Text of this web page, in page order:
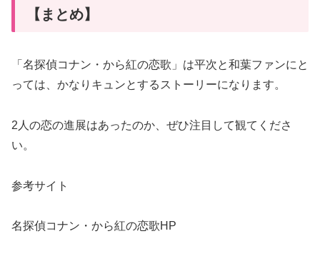
【まとめ】
「名探偵コナン・から紅の恋歌」は平次と和葉ファンにと
っては、かなりキュンとするストーリーになります。
2人の恋の進展はあったのか、ぜひ注目して観てくださ
い。
参考サイト
名探偵コナン・から紅の恋歌HP